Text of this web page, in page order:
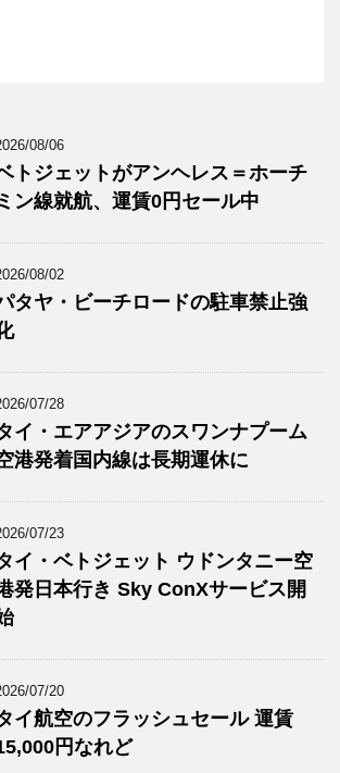
08/06
トジェットがアンヘレス＝ホーチ
ミン線就航、運賃0円セール中
08/02
タヤ・ビーチロードの駐車禁止強
07/28
イ・エアアジアのスワンナプーム
港発着国内線は長期運休に
07/23
イ・ベトジェット ウドンタニー空
発日本行き Sky ConXサービス開
07/20
イ航空のフラッシュセール 運賃
円なれど